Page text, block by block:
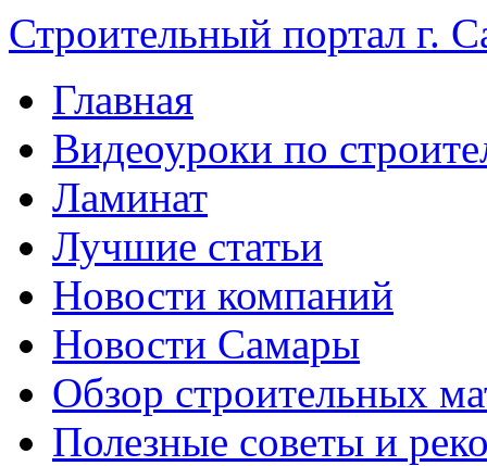
Строительный портал г.
Главная
Видеоуроки по
Ламинат
Лучшие статьи
Новости компаний
Новости Самары
Обзор строительных
Полезные советы и